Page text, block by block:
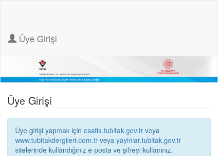
Üye Girişi
Üye Girişi
Üye girişi yapmak için esatis.tubitak.gov.tr veya
www.tubitakdergileri.com.tr veya yayinlar.tubitak.gov.tr
sitelerinde kullandığınız e-posta ve şifreyi kullanınız.